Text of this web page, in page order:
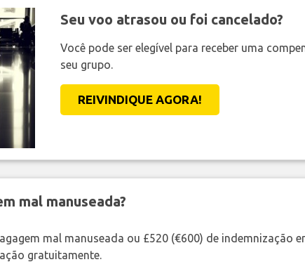
Seu voo atrasou ou foi cancelado?
Você pode ser elegível para receber uma
seu grupo.
REIVINDIQUE AGORA!
mal manuseada?
mal manuseada ou £520 (€600) de indemnização
gratuitamente.